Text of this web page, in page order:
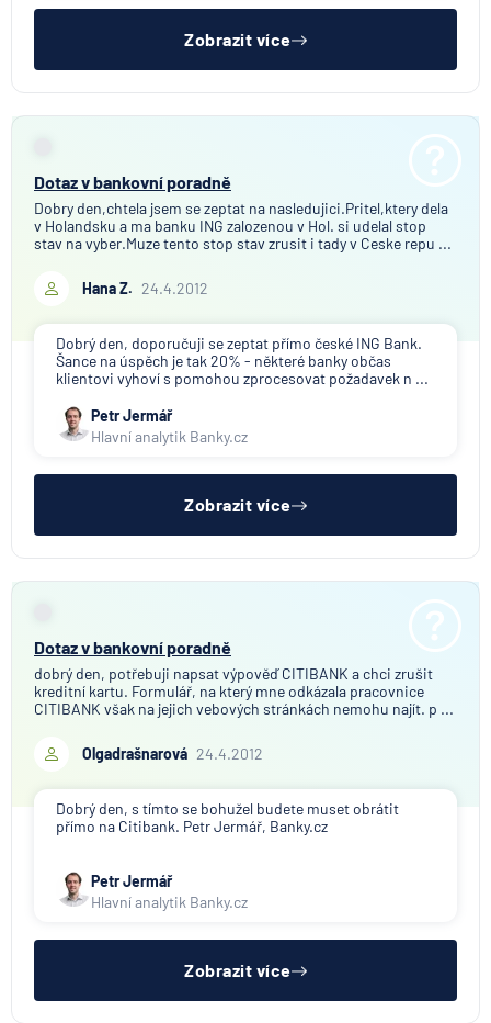
Zobrazit více
Dotaz v bankovní poradně
Dobry den,chtela jsem se zeptat na nasledujici.Pritel,ktery dela
v Holandsku a ma banku ING zalozenou v Hol. si udelal stop
stav na vyber.Muze tento stop stav zrusit i tady v Ceske repu ...
Hana Z. 24.4.2012
Dobrý den, doporučuji se zeptat přímo české ING Bank.
Šance na úspěch je tak 20% - některé banky občas
klientovi vyhoví s pomohou zprocesovat požadavek n ...
Petr Jermář
Hlavní analytik Banky.cz
Zobrazit více
Dotaz v bankovní poradně
dobrý den, potřebuji napsat výpověď CITIBANK a chci zrušit
kreditní kartu. Formulář, na který mne odkázala pracovnice
CITIBANK však na jejich vebových stránkách nemohu najít. p ...
Olgadrašnarová 24.4.2012
Dobrý den, s tímto se bohužel budete muset obrátit
přímo na Citibank. Petr Jermář, Banky.cz
Petr Jermář
Hlavní analytik Banky.cz
Zobrazit více